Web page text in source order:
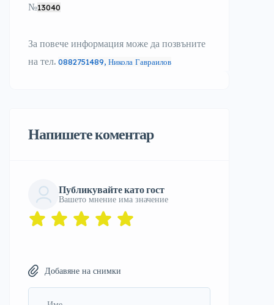
№13040
За повече информация може да позвъните
на тел. 0882751489, Никола Гавраилов
Напишете коментар
Публикувайте като гост
Вашето мнение има значение
Добавяне на снимки